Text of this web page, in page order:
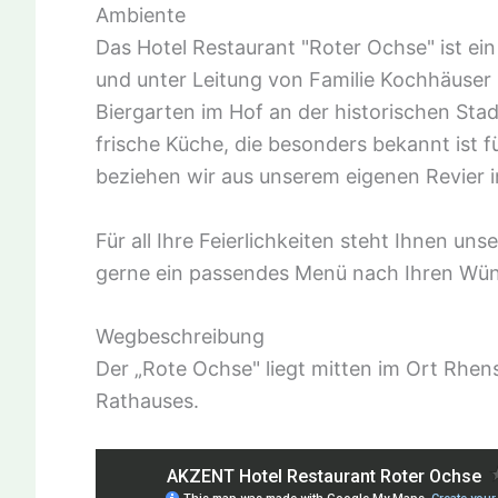
Ambiente
Das Hotel Restaurant "Roter Ochse" ist
und unter Leitung von Familie
Biergarten im Hof an der historischen
frische Küche, die besonders bekannt ist
beziehen wir aus unserem eigenen Revier
Für all Ihre Feierlichkeiten steht Ihnen
gerne ein passendes Menü nach Ihren
Wegbeschreibung
Der „Rote Ochse" liegt mitten im Ort
Rathauses.